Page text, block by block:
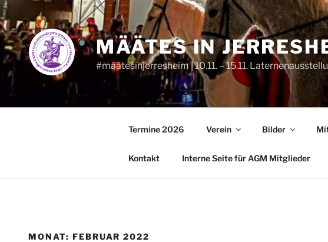
Zum
Inhalt
springen
MÄÄTES IN
#määtesinjerresheim | 10.11. – 15.11.
Termine 2026 Verein Bilder
Kontakt Interne Seite für AGM Mitglieder
MONAT: FEBRUAR 2022